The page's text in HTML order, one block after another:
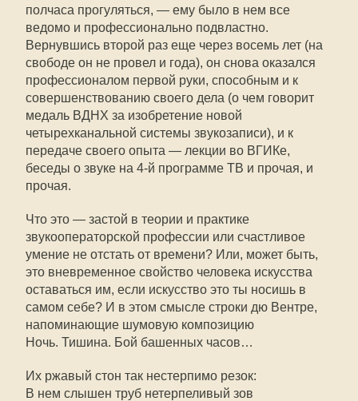
полчаса прогуляться, — ему было в нем все
ведомо и профессионально подвластно.
Вернувшись второй раз еще через восемь лет (на
свободе он не провел и года), он снова оказался
профессионалом первой руки, способным и к
совершенствованию своего дела (о чем говорит
медаль ВДНХ за изобретение новой
четырехканальной системы звукозаписи), и к
передаче своего опыта — лекции во ВГИКе,
беседы о звуке на 4-й программе ТВ и прочая, и
прочая.
Что это — застой в теории и практике
звукооператорской профессии или счастливое
умение не отстать от времени? Или, может быть,
это вневременное свойство человека искусства
оставаться им, если искусство это ты носишь в
самом себе? И в этом смысле строки дю Вентре,
напоминающие шумовую композицию
Ночь. Тишина. Бой башенных часов…
Их ржавый стон так нестерпимо резок:
В нем слышен труб нетерпеливый зов